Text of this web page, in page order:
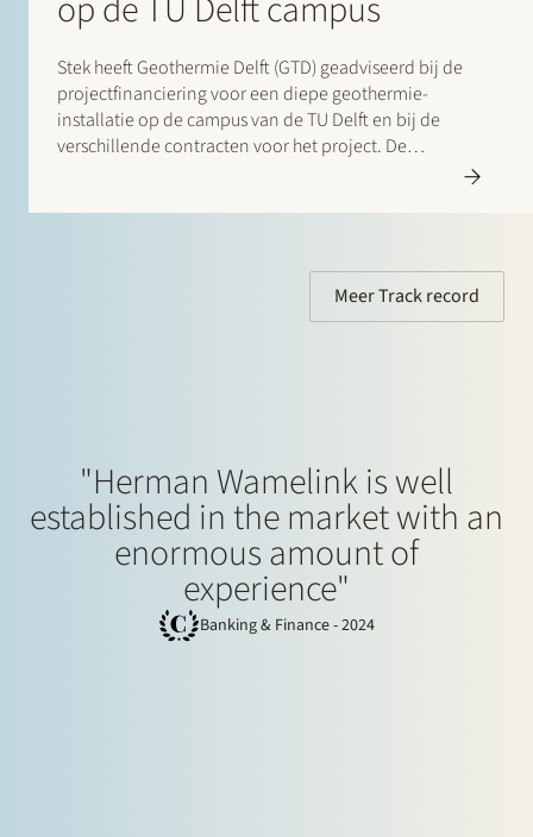
Stek heeft Geothermie Delft (GTD) geadviseerd bij de
projectfinanciering voor een diepe geothermie-
installatie op de campus van de TU Delft en bij de
verschillende contracten voor het project. De
financiering van circa €50 miljoen werd verstrekt door
Meer Track record
"Herman Wamelink is well
established in the market with an
enormous amount of
experience"
Banking & Finance - 2024